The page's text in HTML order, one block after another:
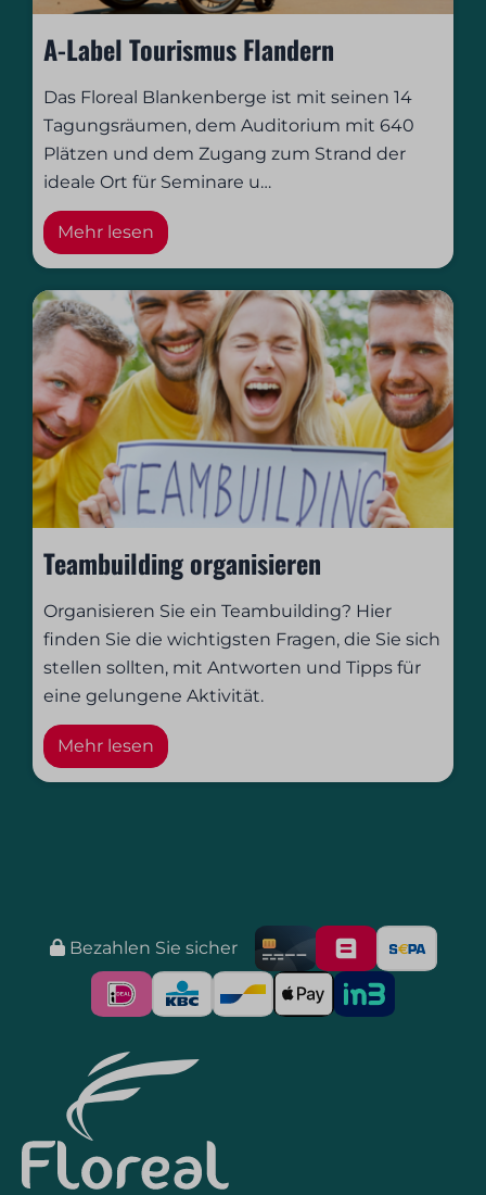
A-Label Tourismus Flandern
Das Floreal Blankenberge ist mit seinen 14
Tagungsräumen, dem Auditorium mit 640
Plätzen und dem Zugang zum Strand der
ideale Ort für Seminare u…
Mehr lesen
Teambuilding organisieren
Organisieren Sie ein Teambuilding? Hier
finden Sie die wichtigsten Fragen, die Sie sich
stellen sollten, mit Antworten und Tipps für
eine gelungene Aktivität.
Mehr lesen
Bezahlen Sie sicher